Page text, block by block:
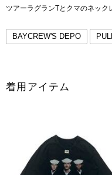
ツアーラグランTとクマのネック
BAYCREW'S DEPO
着用アイテム